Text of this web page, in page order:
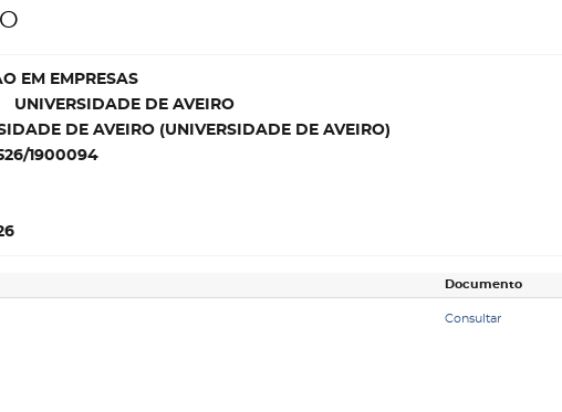
EM EMPRESAS
U NIVERSIDADE DE AVEIRO
DE AVEIRO (UNIVERSIDADE DE AVEIRO)
1900094
Documento
Consultar